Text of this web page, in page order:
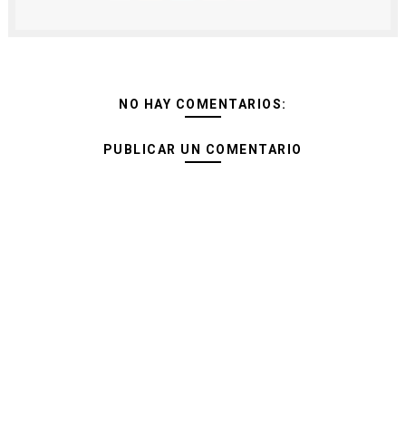
NO HAY COMENTARIOS:
PUBLICAR UN COMENTARIO